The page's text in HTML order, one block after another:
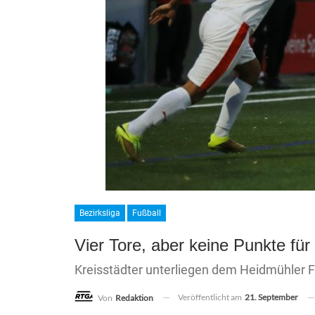
Bezirksliga Fußball
Vier Tore, aber keine Punkte
Kreisstädter unterliegen dem Heidmühler
Von Redaktion Veröffentlicht am 21. September